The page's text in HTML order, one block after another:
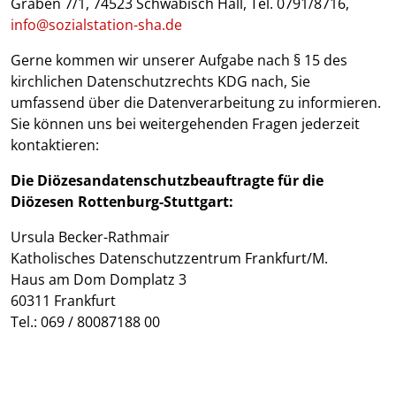
info@sozialstation-sha.de
Gerne kommen wir unserer Aufgabe nach § 15 des
kirchlichen Datenschutzrechts KDG nach, Sie
umfassend über die Datenverarbeitung zu informieren.
Sie können uns bei weitergehenden Fragen jederzeit
kontaktieren:
Die Diözesandatenschutzbeauftragte für die
Diözesen Rottenburg-Stuttgart:
Ursula Becker-Rathmair
Katholisches Datenschutzzentrum Frankfurt/M.
Haus am Dom Domplatz 3
60311 Frankfurt
Tel.: 069 / 80087188 00